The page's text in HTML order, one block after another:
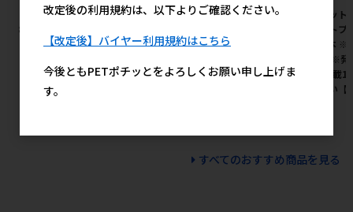
［友人］新鮮砂肝 ふりかけ
80g
参考上代 345円
［ユニ・チャーム(ロット購
サイズ モカストライプ・ライ
ト購入 ※発注単位・最低発注
［ペッ
ペット
型 4本 ※
み） ※
量(混載
下さい
すべてのおすすめ商品を見る
改定後の利用規約は、以下よりご確認ください。
【改定後】バイヤー利用規約はこちら
今後ともPETポチッとをよろしくお願い申し上げま
す。